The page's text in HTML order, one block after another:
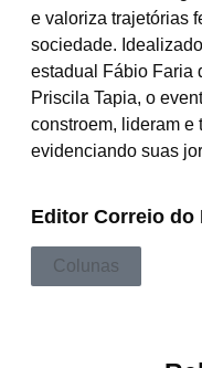
e valoriza trajetórias
sociedade.
estadual Fábio Faria
Priscila Tapia, o
constroem, lideram e
evidenciando suas
Editor Correio do
Colunas